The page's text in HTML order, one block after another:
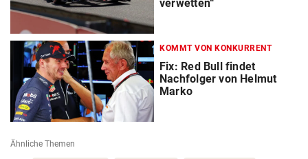
verwetten“
KOMMT VON KONKURRENT
Fix: Red Bull findet
Nachfolger von Helmut
Marko
Ähnliche Themen